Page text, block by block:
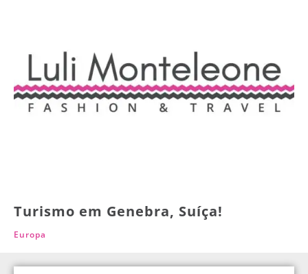
Turismo em Genebra, Suíça!
Europa